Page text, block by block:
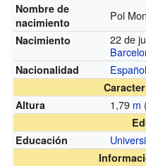
Nombre de
nacimiento
Pol
Nacimiento
22 de
Nacionalidad
Altura
1,79 m
Educación